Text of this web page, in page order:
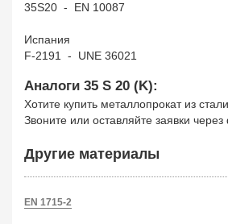
35S20 - EN 10087
Испания
F-2191 - UNE 36021
Аналоги 35 S 20 (K):
Хотите купить металлопрокат из
Звоните или оставляйте заявки
Другие материалы
EN 1715-2